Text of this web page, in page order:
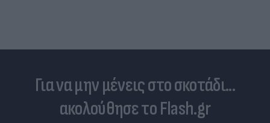
Για να μην μένεις στο σκοτάδι...
ακολούθησε το Flash.gr